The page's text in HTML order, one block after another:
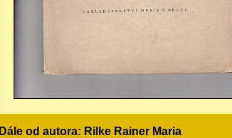
Dále od autora: Rilke Rainer Maria